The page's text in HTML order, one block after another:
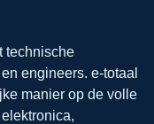
technische
engineers. e-totaal
manier op de volle